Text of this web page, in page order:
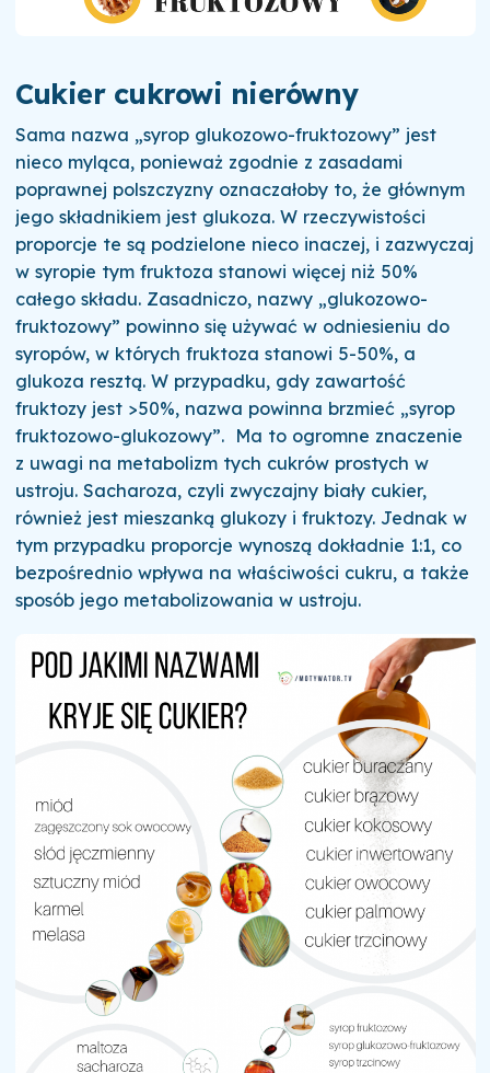
Cukier cukrowi nierówny
Sama nazwa „syrop glukozowo-fruktozowy” jest
nieco myląca, ponieważ zgodnie z zasadami
poprawnej polszczyzny oznaczałoby to, że głównym
jego składnikiem jest glukoza. W rzeczywistości
proporcje te są podzielone nieco inaczej, i zazwyczaj
w syropie tym fruktoza stanowi więcej niż 50%
całego składu. Zasadniczo, nazwy „glukozowo-
fruktozowy” powinno się używać w odniesieniu do
syropów, w których fruktoza stanowi 5-50%, a
glukoza resztą. W przypadku, gdy zawartość
fruktozy jest >50%, nazwa powinna brzmieć „syrop
fruktozowo-glukozowy”. Ma to ogromne znaczenie
z uwagi na metabolizm tych cukrów prostych w
ustroju. Sacharoza, czyli zwyczajny biały cukier,
również jest mieszanką glukozy i fruktozy. Jednak w
tym przypadku proporcje wynoszą dokładnie 1:1, co
bezpośrednio wpływa na właściwości cukru, a także
sposób jego metabolizowania w ustroju.